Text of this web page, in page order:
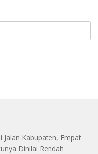
Jalan Kabupaten, Empat
Dinilai Rendah